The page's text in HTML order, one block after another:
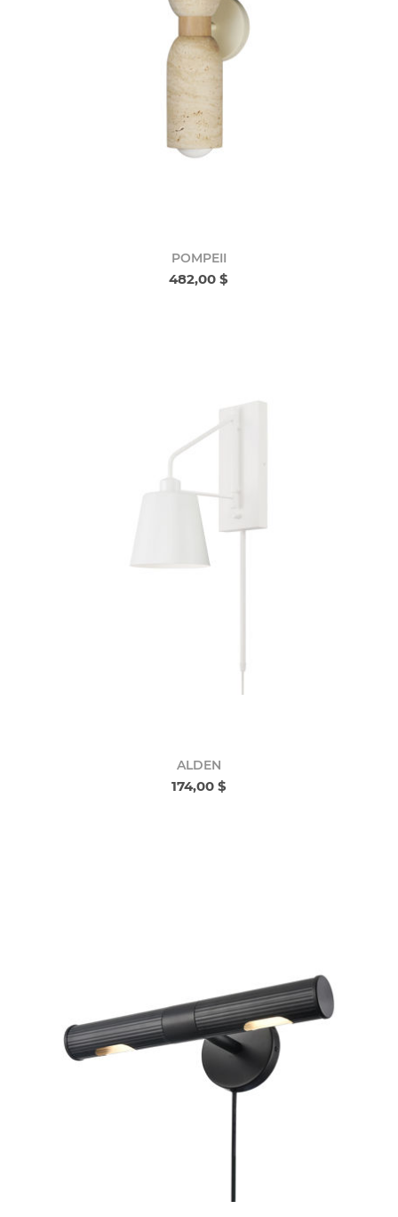
POMPEII
482,00 $
ALDEN
174,00 $